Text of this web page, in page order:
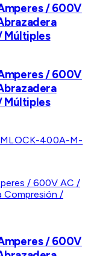
/ 600V
Múltiples
/ 600V
Múltiples
400A-M-
/ 600V